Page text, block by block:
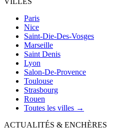
Paris
Nice
Saint-Die-Des-Vosges
Marseille
Saint Denis
Lyon
Salon-De-Provence
Toulouse
Strasbourg
Rouen
Toutes les villes →
ACTUALITÉS & ENCHÈRES